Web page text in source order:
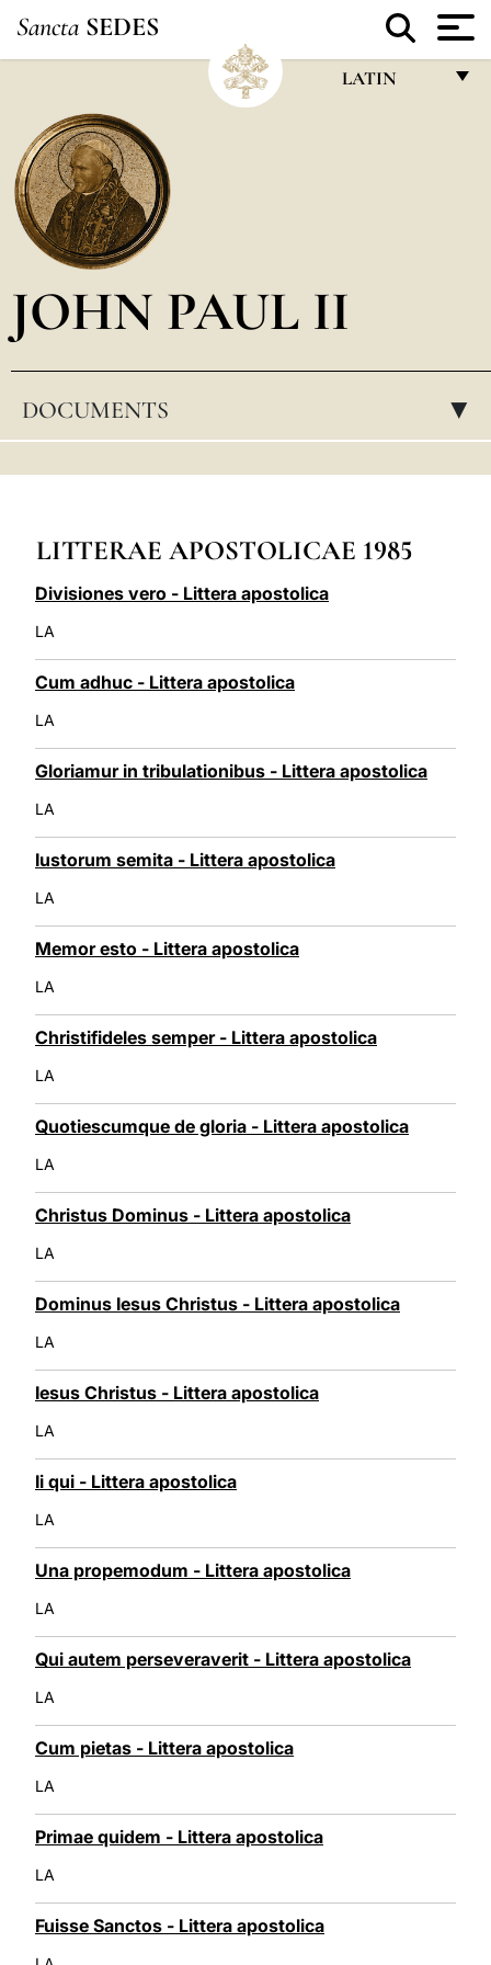
Sancta SEDES
LATIN
ESPAÑOL
DEUTSCH
POLSKI
JOHN PAUL II
DOCUMENTS ▸
LITTERAE APOSTOLICAE 1985
Divisiones vero - Littera apostolica
LA
Cum adhuc - Littera apostolica
LA
Gloriamur in tribulationibus - Littera apostolica
LA
Iustorum semita - Littera apostolica
LA
Memor esto - Littera apostolica
LA
Christifideles semper - Littera apostolica
LA
Quotiescumque de gloria - Littera apostolica
LA
Christus Dominus - Littera apostolica
LA
Dominus Iesus Christus - Littera apostolica
LA
Iesus Christus - Littera apostolica
LA
Ii qui - Littera apostolica
LA
Una propemodum - Littera apostolica
LA
Qui autem perseveraverit - Littera apostolica
LA
Cum pietas - Littera apostolica
LA
Primae quidem - Littera apostolica
LA
Fuisse Sanctos - Littera apostolica